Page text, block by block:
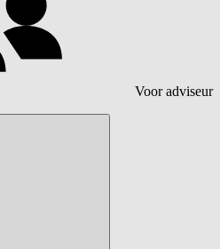
Voor adviseur